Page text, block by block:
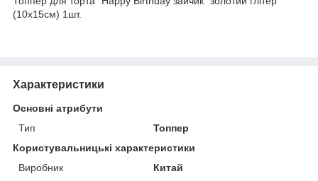
(10х15см) 1шт.
Характеристики
Основні атрибути
Тип
Топпер
Користувальницькі характеристики
Виробник
Китай